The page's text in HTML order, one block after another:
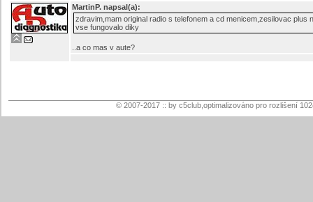
MartinP. napsal(a):
zdravim,mam original radio s telefonem a cd menicem,zesilovac
vse fungovalo diky
..a co mas v aute?
© 2007-2017 :: by c5club,optimalizováno pro rozlišení